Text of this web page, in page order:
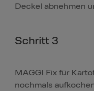
Deckel abnehmen
Schritt 3
MAGGI Fix für
nochmals